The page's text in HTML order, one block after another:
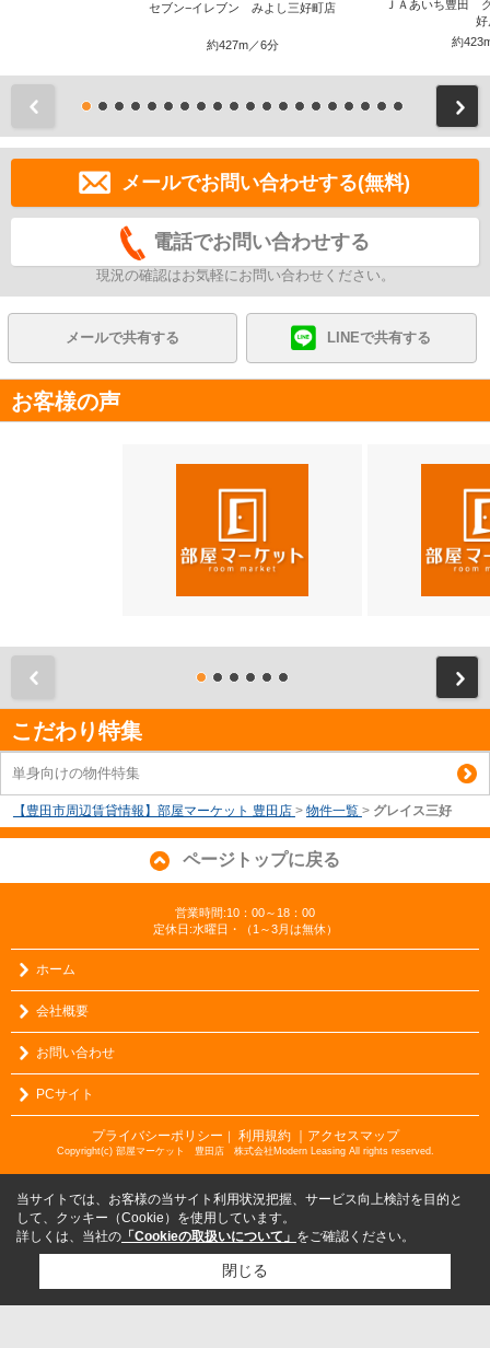
セブン−イレブン みよし三好町店
約427m／6分
ＪＡあいち豊田
好
約
メールでお問い合わせする(無料)
電話でお問い合わせする
現況の確認はお気軽にお問い合わせください。
メールで共有する LINEで共有する
お客様の声
こだわり特集
単身向けの物件特集
【豊田市周辺賃貸情報】部屋マーケット 豊田店 > 物件一覧 > グレイス三好
ページトップに戻る
営業時間:10：00～18：00
定休日:水曜日・（1～3月は無休）
ホーム
会社概要
お問い合わせ
PCサイト
プライバシーポリシー 利用規約 ｜アクセスマップ
Copyright(c) 部屋マーケット 豊田店 株式会社Modern Leasing All rights reserved.
当サイトでは、お客様の当サイト利用状況把握、サービス向上検討を目的と
して、クッキー（Cookie）を使用しています。
詳しくは、当社の 「Cookieの取扱いについて」 をご確認ください。
閉じる